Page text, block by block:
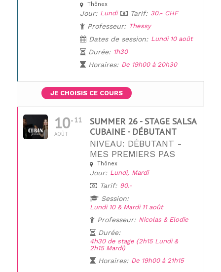
Thônex
Jour: Lundi Tarif: 30.- CHF
Professeur: Thessy
Dates de session: Lundi 10 août
Durée: 1h30
Horaires: De 19h00 à 20h30
JE CHOISIS CE COURS
UNE QUESTION ?
10
AOÛT
11
SUMMER 26 - STAGE SALSA
CUBAINE - DÉBUTANT
NIVEAU: DÉBUTANT -
MES PREMIERS PAS
Thônex
Jour: Lundi, Mardi
Tarif: 90.-
Session:
Lundi 10 & Mardi 11 août
Professeur: Nicolas & Elodie
Durée:
4h30 de stage (2h15 Lundi &
2h15 Mardi)
Horaires: De 19h00 à 21h15